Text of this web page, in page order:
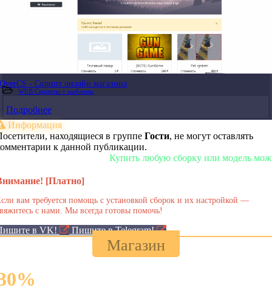
OverCS - Скрипт онлайн магазина
WEB Скрипты + шаблоны
Подробнее
Информация
находящиеся в группе Гости, не могут оставлять
к данной публикации.
Купить любую сборку или модель можно
[Платно]
вам требуется помощь с установкой сборок и их настройкой —
с нами. Мы всегда готовы помочь!
в VK! Пишите в Telegram!
Магазин
%